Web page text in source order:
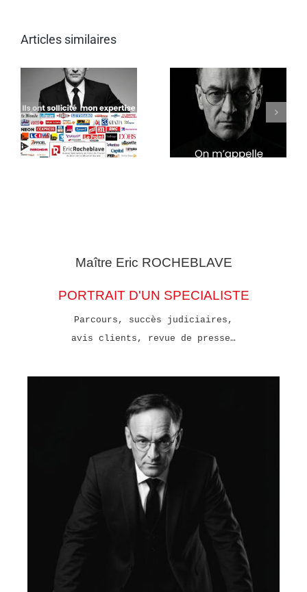
Articles similaires
Maître Eric ROCHEBLAVE
PORTRAIT D'UN SPECIALISTE
Parcours, succès judiciaires,
avis clients, revue de presse…